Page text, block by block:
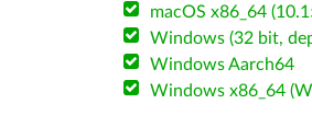
macOS x86_64
Windows (32 bit,
Windows Aarch64
Windows x86_64